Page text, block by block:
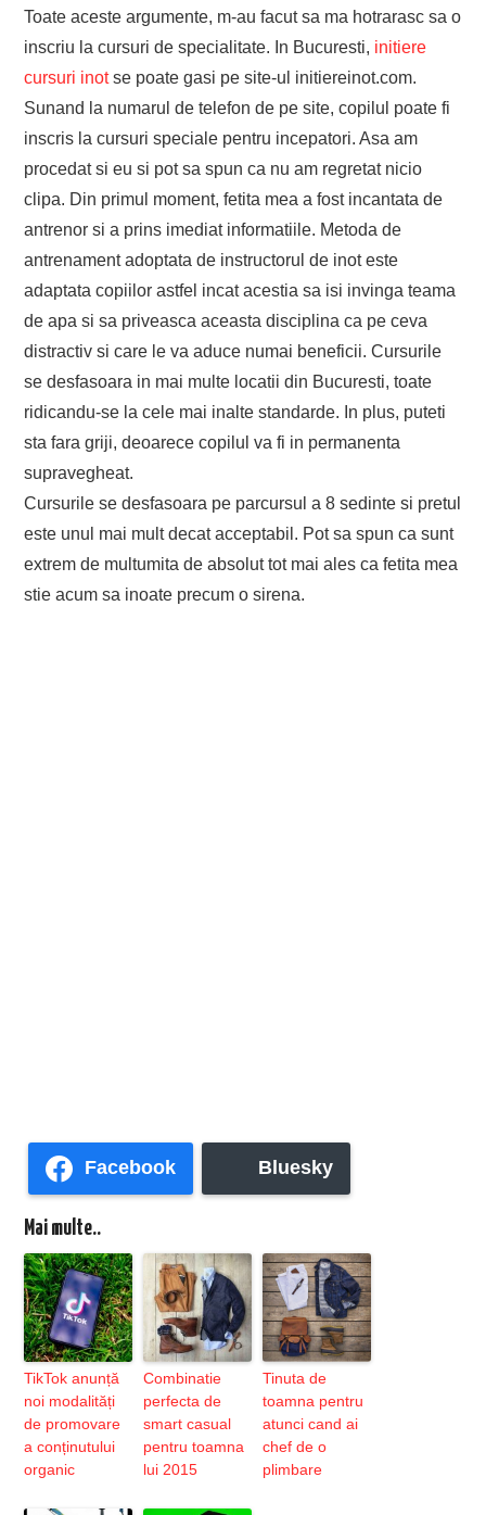
Toate aceste argumente, m-au facut sa ma hotrarasc sa o
inscriu la cursuri de specialitate. In Bucuresti, initiere
cursuri inotse poate gasi pe site-ul initiereinot.com.
Sunand la numarul de telefon de pe site, copilul poate fi
inscris la cursuri speciale pentru incepatori. Asa am
procedat si eu si pot sa spun ca nu am regretat nicio
clipa. Din primul moment, fetita mea a fost incantata de
antrenor si a prins imediat informatiile. Metoda de
antrenament adoptata de instructorul de inot este
adaptata copiilor astfel incat acestia sa isi invinga teama
de apa si sa priveasca aceasta disciplina ca pe ceva
distractiv si care le va aduce numai beneficii. Cursurile
se desfasoara in mai multe locatii din Bucuresti, toate
ridicandu-se la cele mai inalte standarde. In plus, puteti
sta fara griji, deoarece copilul va fi in permanenta
supravegheat.
Cursurile se desfasoara pe parcursul a 8 sedinte si pretul
este unul mai mult decat acceptabil. Pot sa spun ca sunt
extrem de multumita de absolut tot mai ales ca fetita mea
stie acum sa inoate precum o sirena.
Facebook Bluesky
Mai multe..
TikTok anunță
noi modalități
de promovare
a conținutului
organic
Combinatie
perfecta de
smart casual
pentru toamna
lui 2015
Tinuta de
toamna pentru
atunci cand ai
chef de o
plimbare